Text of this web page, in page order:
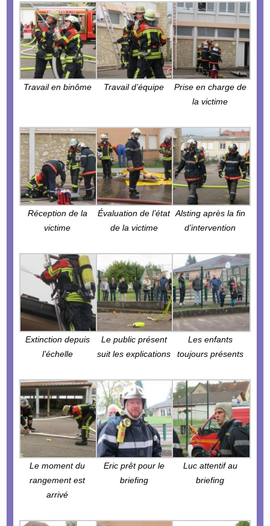
Travail en binôme Travail d’équipe
Prise en charge de
la victime
Réception de la
victime
Évaluation de l’état
de la victime
Alsting après la fin
d’intervention
Extinction depuis
l’échelle
Le public présent
suit les explications
Les enfants
toujours présents
Le moment du
rangement est
arrivé
Eric prêt pour le
briefing
Luc attentif au
briefing